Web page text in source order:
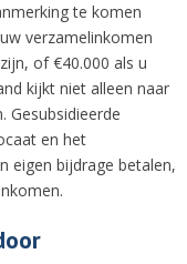
te komen
verzamelinkomen
of €40.000 als u
kijkt niet alleen naar
Gesubsidieerde
en het
eigen bijdrage betalen,